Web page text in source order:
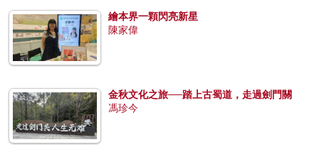
繪本界一顆閃亮新星
陳家偉
金秋文化之旅──踏上古蜀道，走過劍門關
馮珍今